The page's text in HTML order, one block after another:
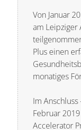
Von Januar
am Leipziger
Plus einen
monatiges
Im
Februar
Accelerator